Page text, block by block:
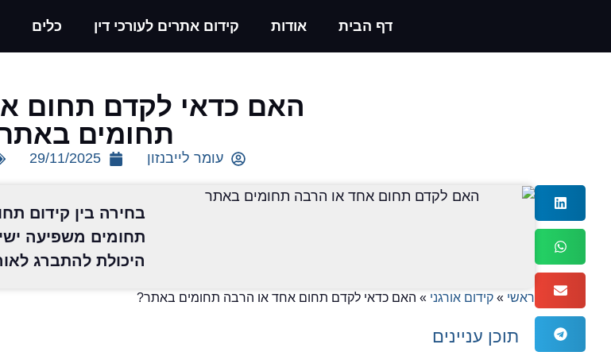
דף הבית אודות קידום אתרים לעורכי דין כלים
האם כדאי לקדם תחום
תחומים
עומר לייבנזון 29/11/2025
בחירה בין קידום
תחומים משפיעה
היכולת להתברג
ראשי » קידום אורגני » האם כדאי לקדם תחום אחד או הרבה תחומים באתר?
תוכן עניינים